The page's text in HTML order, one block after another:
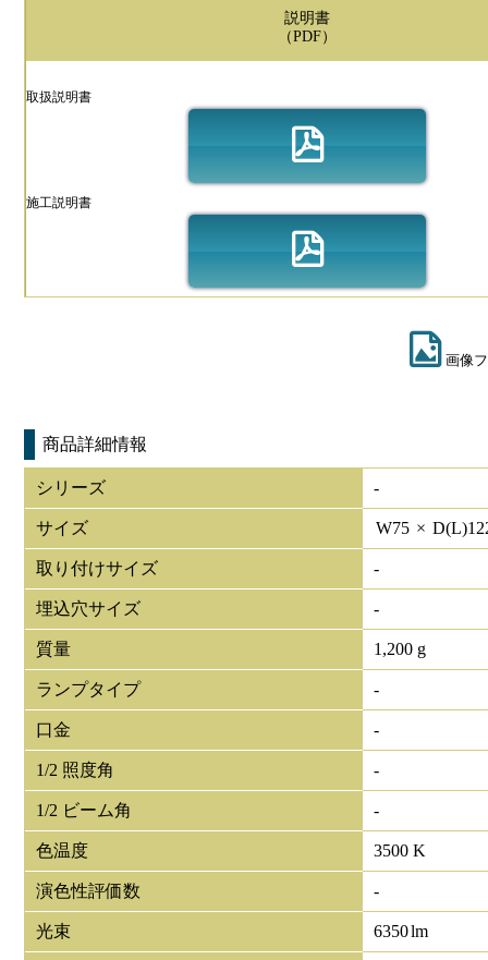
説明書
（PDF）
取扱説明書
施工説明書
画像
商品詳細情報
シリーズ -
サイズ W75 × D(L)
取り付けサイズ -
埋込穴サイズ -
質量 1,200 g
ランプタイプ -
口金 -
1/2 照度角 -
1/2 ビーム角 -
色温度 3500 K
演色性評価数 -
光束 6350lm